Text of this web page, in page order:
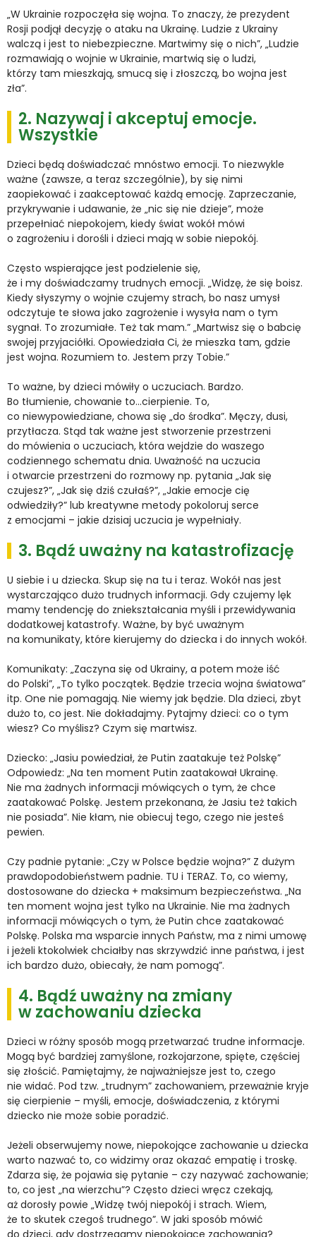
„W Ukrainie rozpoczęła się wojna. To znaczy, że prezydent
Rosji podjął decyzję o ataku na Ukrainę. Ludzie z Ukrainy
walczą i jest to niebezpieczne. Martwimy się o nich”, „Ludzie
rozmawiają o wojnie w Ukrainie, martwią się o ludzi,
którzy tam mieszkają, smucą się i złoszczą, bo wojna jest
zła”.
2. Nazywaj i akceptuj emocje.
Wszystkie
Dzieci będą doświadczać mnóstwo emocji. To niezwykle
ważne (zawsze, a teraz szczególnie), by się nimi
zaopiekować i zaakceptować każdą emocję. Zaprzeczanie,
przykrywanie i udawanie, że „nic się nie dzieje”, może
przepełniać niepokojem, kiedy świat wokół mówi
o zagrożeniu i dorośli i dzieci mają w sobie niepokój.
Często wspierające jest podzielenie się,
że i my doświadczamy trudnych emocji. „Widzę, że się boisz.
Kiedy słyszymy o wojnie czujemy strach, bo nasz umysł
odczytuje te słowa jako zagrożenie i wysyła nam o tym
sygnał. To zrozumiałe. Też tak mam.” „Martwisz się o babcię
swojej przyjaciółki. Opowiedziała Ci, że mieszka tam, gdzie
jest wojna. Rozumiem to. Jestem przy Tobie.”
To ważne, by dzieci mówiły o uczuciach. Bardzo.
Bo tłumienie, chowanie to…cierpienie. To,
co niewypowiedziane, chowa się „do środka”. Męczy, dusi,
przytłacza. Stąd tak ważne jest stworzenie przestrzeni
do mówienia o uczuciach, która wejdzie do waszego
codziennego schematu dnia. Uważność na uczucia
i otwarcie przestrzeni do rozmowy np. pytania „Jak się
czujesz?”, „Jak się dziś czułaś?”, „Jakie emocje cię
odwiedziły?” lub kreatywne metody pokoloruj serce
z emocjami – jakie dzisiaj uczucia je wypełniały.
3. Bądź uważny na katastrofizację
U siebie i u dziecka. Skup się na tu i teraz. Wokół nas jest
wystarczająco dużo trudnych informacji. Gdy czujemy lęk
mamy tendencję do zniekształcania myśli i przewidywania
dodatkowej katastrofy. Ważne, by być uważnym
na komunikaty, które kierujemy do dziecka i do innych wokół.
Komunikaty: „Zaczyna się od Ukrainy, a potem może iść
do Polski”, „To tylko początek. Będzie trzecia wojna światowa”
itp. One nie pomagają. Nie wiemy jak będzie. Dla dzieci, zbyt
dużo to, co jest. Nie dokładajmy. Pytajmy dzieci: co o tym
wiesz? Co myślisz? Czym się martwisz.
Dziecko: „Jasiu powiedział, że Putin zaatakuje też Polskę”
Odpowiedz: „Na ten moment Putin zaatakował Ukrainę.
Nie ma żadnych informacji mówiących o tym, że chce
zaatakować Polskę. Jestem przekonana, że Jasiu też takich
nie posiada”. Nie kłam, nie obiecuj tego, czego nie jesteś
pewien.
Czy padnie pytanie: „Czy w Polsce będzie wojna?” Z dużym
prawdopodobieństwem padnie. TU i TERAZ. To, co wiemy,
dostosowane do dziecka + maksimum bezpieczeństwa. „Na
ten moment wojna jest tylko na Ukrainie. Nie ma żadnych
informacji mówiących o tym, że Putin chce zaatakować
Polskę. Polska ma wsparcie innych Państw, ma z nimi umowę
i jeżeli ktokolwiek chciałby nas skrzywdzić inne państwa, i jest
ich bardzo dużo, obiecały, że nam pomogą”.
4. Bądź uważny na zmiany
w zachowaniu dziecka
Dzieci w różny sposób mogą przetwarzać trudne informacje.
Mogą być bardziej zamyślone, rozkojarzone, spięte, częściej
się złościć. Pamiętajmy, że najważniejsze jest to, czego
nie widać. Pod tzw. „trudnym” zachowaniem, przeważnie kryje
się cierpienie – myśli, emocje, doświadczenia, z którymi
dziecko nie może sobie poradzić.
Jeżeli obserwujemy nowe, niepokojące zachowanie u dziecka
warto nazwać to, co widzimy oraz okazać empatię i troskę.
Zdarza się, że pojawia się pytanie – czy nazywać zachowanie;
to, co jest „na wierzchu”? Często dzieci wręcz czekają,
aż dorosły powie „Widzę twój niepokój i strach. Wiem,
że to skutek czegoś trudnego”. W jaki sposób mówić
do dzieci, gdy dostrzegamy niepokojące zachowania?